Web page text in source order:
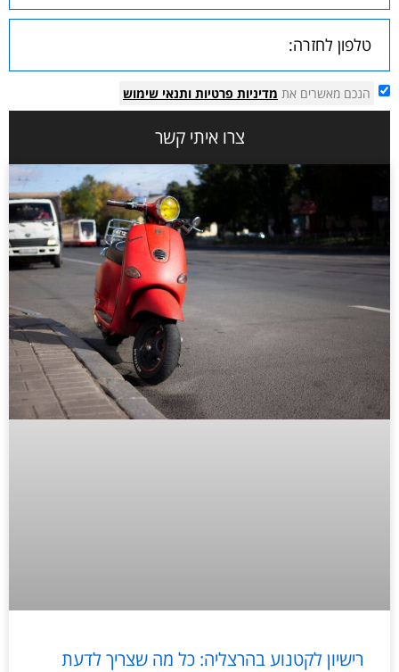
הנכם מאשרים את מדיניות פרטיות ותנאי שימוש
צרו איתי קשר
רישיון לקטנוע בהרצליה: כל מה שצריך לדעת